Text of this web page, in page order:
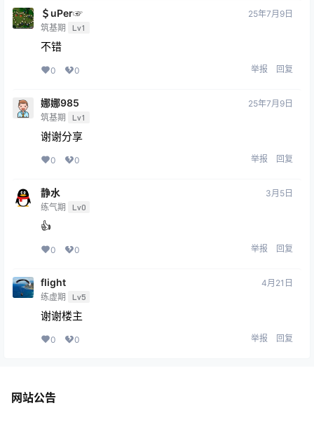
＄uΡer☞
筑基期 Lv1
25年7月9日
不错
0 0 举报 回复
娜娜985
筑基期 Lv1
25年7月9日
谢谢分享
0 0 举报 回复
静水
练气期 Lv0
3月5日
👍
0 0 举报 回复
flight
练虚期 Lv5
4月21日
谢谢楼主
0 0 举报 回复
网站公告